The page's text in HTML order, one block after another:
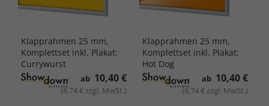
Klapprahmen 25 mm,
Komplettset inkl. Plakat:
Currywurst
ab 10,40 €
(8,74 € zzgl. MwSt.)
Klapprahmen 25 mm,
Komplettset inkl. Plakat:
Hot Dog
ab 10,40 €
(8,74 € zzgl. MwSt.)